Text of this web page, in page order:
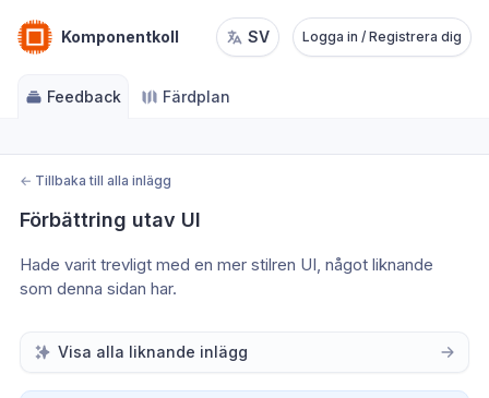
Komponentkoll SV Logga in / Registrera dig
Feedback Färdplan
← Tillbaka till alla inlägg
Förbättring utav UI
Hade varit trevligt med en mer stilren UI, något liknande
som denna sidan har.
Visa alla liknande inlägg